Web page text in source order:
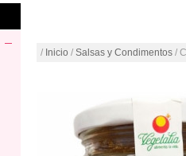
/ Inicio / Salsas y Condimentos /